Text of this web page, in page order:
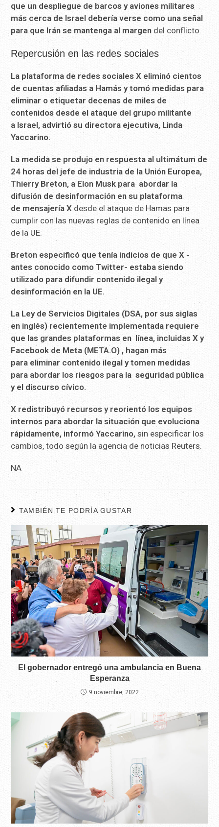
que un despliegue de barcos y aviones militares
más cerca de Israel debería verse como una señal
para que Irán se mantenga al margen del conflicto.
Repercusión en las redes sociales
La plataforma de redes sociales X eliminó cientos
de cuentas afiliadas a Hamás y tomó medidas para
eliminar o etiquetar decenas de miles de
contenidos desde el ataque del grupo militante
a Israel, advirtió su directora ejecutiva, Linda
Yaccarino.
La medida se produjo en respuesta al ultimátum de
24 horas del jefe de industria de la Unión Europea,
Thierry Breton, a Elon Musk para abordar la
difusión de desinformación en su plataforma
de mensajería X desde el ataque de Hamas para
cumplir con las nuevas reglas de contenido en línea
de la UE.
Breton especificó que tenía indicios de que X -
antes conocido como Twitter- estaba siendo
utilizado para difundir contenido ilegal y
desinformación en la UE.
La Ley de Servicios Digitales (DSA, por sus siglas
en inglés) recientemente implementada requiere
que las grandes plataformas en línea, incluidas X y
Facebook de Meta (META.O) , hagan más
para eliminar contenido ilegal y tomen medidas
para abordar los riesgos para la seguridad pública
y el discurso cívico.
X redistribuyó recursos y reorientó los equipos
internos para abordar la situación que evoluciona
rápidamente, informóYaccarino, sin especificar los
cambios, todo según la agencia de noticias Reuters.
NA
TAMBIÉN TE PODRÍA GUSTAR
El gobernador entregó una ambulancia en Buena
Esperanza
9 noviembre, 2022